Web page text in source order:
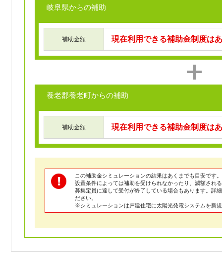
岐阜県からの補助
補助金額 現在利用できる補助金制度は
養老郡養老町からの補助
補助金額 現在利用できる補助金制度は
この補助金シミュレーションの結果はあくまでも目安です。
設置条件によっては補助を受けられなかったり、減額され
募集定員に達して受付が終了している場合もあります。詳
ださい。
※シミュレーションは戸建住宅に太陽光発電システムを新